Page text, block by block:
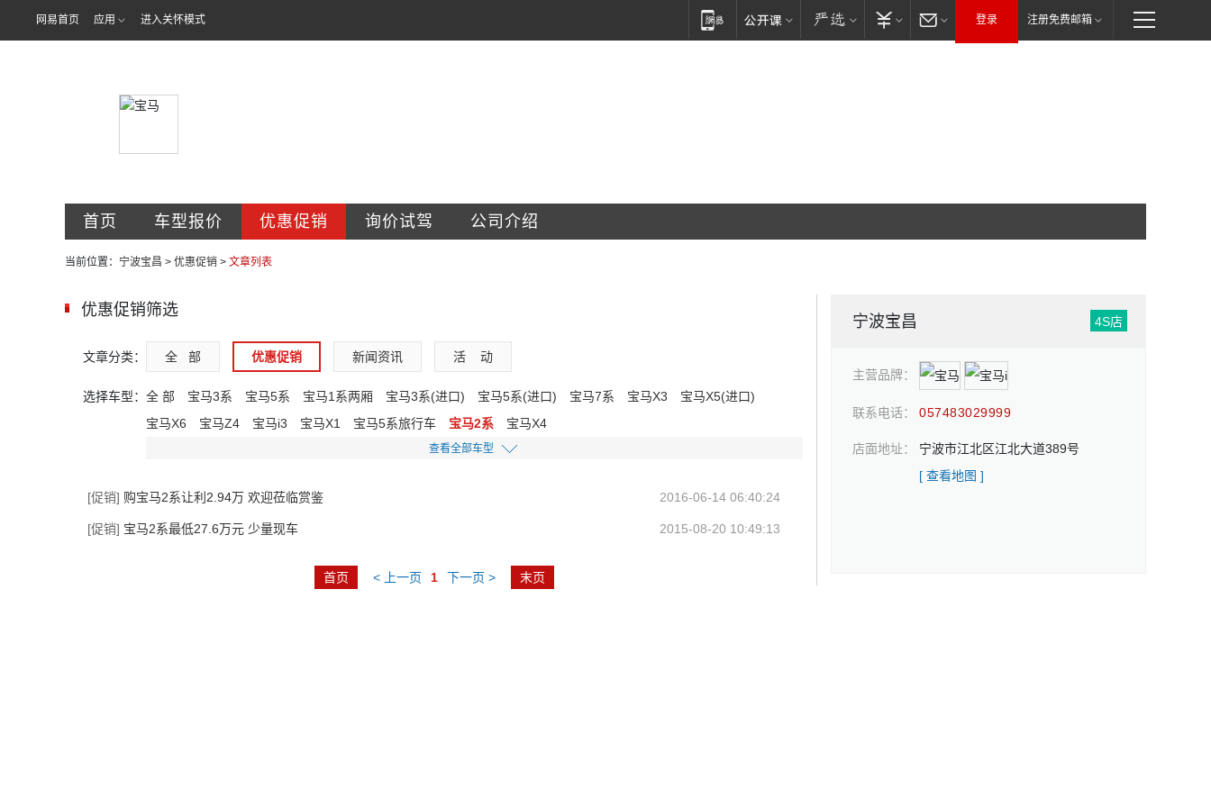
网易首页 应用 进入关怀模式 登录 注册免费邮箱
首页 车型报价 优惠促销 询价试驾 公司介绍
当前位置： 宁波宝昌 > 优惠促销 > 文章列表
优惠促销筛选
文章分类： 全   部 优惠促销 新闻资讯 活    动
选择车型： 全 部 宝马3系 宝马5系 宝马1系两厢 宝马3系(进口) 宝马5系(进口) 宝马7系 宝马X3
宝马X5(进口)
宝马X6
宝马Z4 宝马i3 宝马X1 宝马5系旅行车 宝马2系 宝马X4
查看全部车型
2016-06-14 06:40:24
[促销] 购宝马2系让利2.94万 欢迎莅临赏鉴
2015-08-20 10:49:13
[促销] 宝马2系最低27.6万元 少量现车
首页 < 上一页 1 下一页 > 末页
宁波宝昌 4S店
主营品牌：
联系电话： 057483029999
店面地址：
宁波市江北区江北大道389号
[ 查看地图 ]